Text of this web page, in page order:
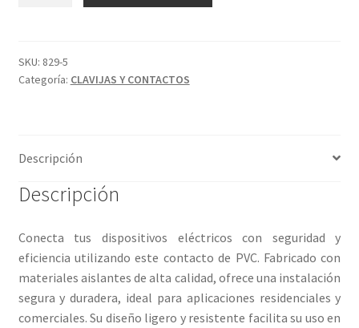
SKU: 829-5
Categoría: CLAVIJAS Y CONTACTOS
Descripción
Descripción
Conecta tus dispositivos eléctricos con seguridad y
eficiencia utilizando este contacto de PVC. Fabricado con
materiales aislantes de alta calidad, ofrece una instalación
segura y duradera, ideal para aplicaciones residenciales y
comerciales. Su diseño ligero y resistente facilita su uso en